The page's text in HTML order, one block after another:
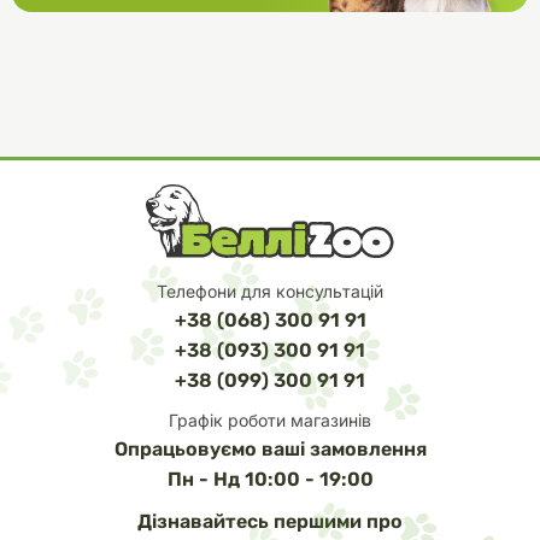
Телефони для консультацій
+38 (068) 300 91 91
+38 (093) 300 91 91
+38 (099) 300 91 91
Графік роботи магазинів
Опрацьовуємо ваші замовлення
Пн - Нд 10:00 - 19:00
Дізнавайтесь першими про